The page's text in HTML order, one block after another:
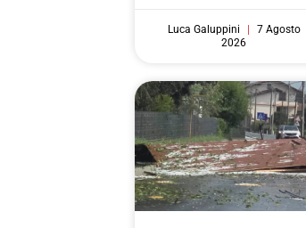
Luca Galuppini
7 Agosto
2026